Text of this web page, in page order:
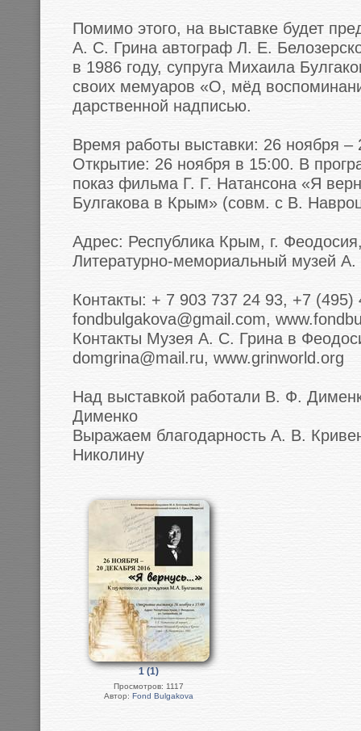
Помимо этого, на выставке будет
А. С. Грина автограф Л. Е.
в 1986 году, супруга Михаила
своих мемуаров «О, мёд
дарственной надписью.
Время работы выставки: 26 ноября –
Открытие: 26 ноября в 15:00. В
показ фильма Г. Г. Натансона «Я
Булгакова в Крым» (совм. с В.
Адрес: Республика Крым, г.
Литературно-мемориальный музей
Контакты: + 7 903 737 24 93, +7
fondbulgakova@gmail.com,
Контакты Музея А. С. Грина в
domgrina@mail.ru, www.grinworld.org
Над выставкой работали В. Ф.
Дименко
Выражаем благодарность А. В.
Николину
1 (1)
Просмотров: 1117
Автор: Fond Bulgakova